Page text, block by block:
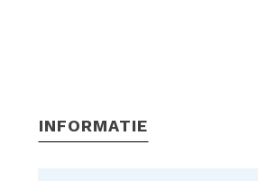
INFORMATIE